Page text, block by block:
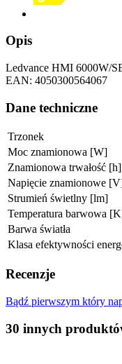
Opis
Ledvance HMI 6000W/
EAN: 4050300564067
Dane techniczne
Trzonek
Moc znamionowa [W]
Znamionowa trwałość [h]
Napięcie znamionowe
Strumień świetlny [lm]
Temperatura barwowa
Barwa światła
Klasa efektywności
Recenzje
Bądź pierwszym który
30 innych